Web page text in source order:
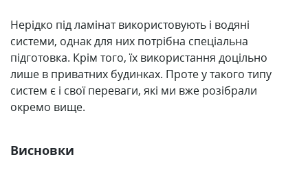
Нерідко під ламінат використовують і водяні
системи, однак для них потрібна спеціальна
підготовка. Крім того, їх використання доцільно
лише в приватних будинках. Проте у такого типу
систем є і свої переваги, які ми вже розібрали
окремо вище.
Висновки